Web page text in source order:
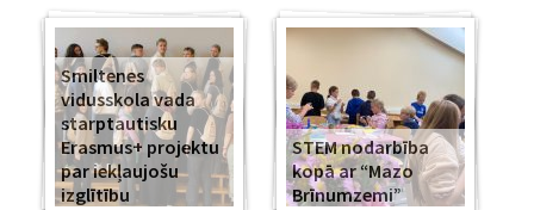
Smiltenes
vidusskola vada
starptautisku
Erasmus+ projektu
par iekļaujošu
izglītību
STEM nodarbība
kopā ar “Mazo
Brīnumzemi”